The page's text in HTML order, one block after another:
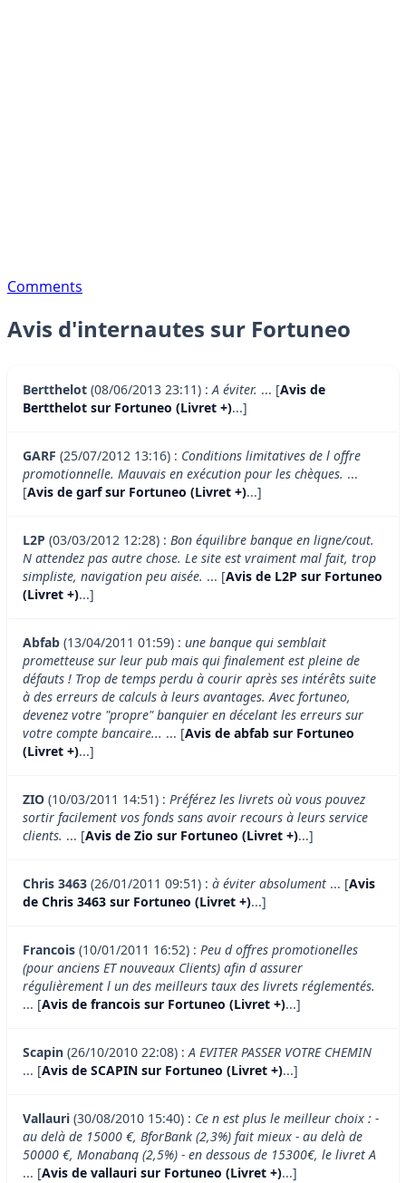
Comments
Avis d'internautes sur Fortuneo
Bertthelot (08/06/2013 23:11) :A éviter. ... [Avis de
Bertthelot sur Fortuneo (Livret +)...]
GARF (25/07/2012 13:16) : Conditions limitatives de l offre
promotionnelle. Mauvais en exécution pour les chèques. ...
[Avis de garf sur Fortuneo (Livret +)...]
L2P (03/03/2012 12:28) : Bon équilibre banque en ligne/cout.
N attendez pas autre chose. Le site est vraiment mal fait, trop
simpliste, navigation peu aisée. ... [Avis de L2P sur Fortuneo
(Livret +)...]
Abfab (13/04/2011 01:59) : une banque qui semblait
prometteuse sur leur pub mais qui finalement est pleine de
défauts ! Trop de temps perdu à courir après ses intérêts suite
à des erreurs de calculs à leurs avantages. Avec fortuneo,
devenez votre "propre" banquier en décelant les erreurs sur
votre compte bancaire... ... [Avis de abfab sur Fortuneo
(Livret +)...]
ZIO (10/03/2011 14:51) : Préférez les livrets où vous pouvez
sortir facilement vos fonds sans avoir recours à leurs service
clients. ... [Avis de Zio sur Fortuneo (Livret +)...]
Chris 3463 (26/01/2011 09:51) : à éviter absolument ... [Avis
de Chris 3463 sur Fortuneo (Livret +)...]
Francois (10/01/2011 16:52) : Peu d offres promotionelles
(pour anciens ET nouveaux Clients) afin d assurer
régulièrement l un des meilleurs taux des livrets réglementés.
... [Avis de francois sur Fortuneo (Livret +)...]
Scapin (26/10/2010 22:08) :A EVITER PASSER VOTRE CHEMIN
... [Avis de SCAPIN sur Fortuneo (Livret +)...]
Vallauri (30/08/2010 15:40) : Ce n est plus le meilleur choix : -
au delà de 15000 €, BforBank (2,3%) fait mieux - au delà de
50000 €, Monabanq (2,5%) - en dessous de 15300€, le livret A
... [Avis de vallauri sur Fortuneo (Livret +)...]